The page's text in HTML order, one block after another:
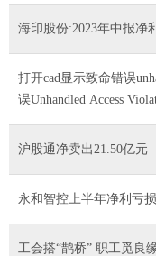
海印股份:2023年中报净
打开cad显示致命错误
误Unhandled Access
沪股通净卖出21.50亿元
永和智控上半年净利亏
工会搭“鹊桥” 职工觅良